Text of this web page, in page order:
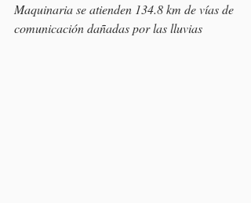
Maquinaria se atienden 134.8 km de vías de
comunicación dañadas por las lluvias